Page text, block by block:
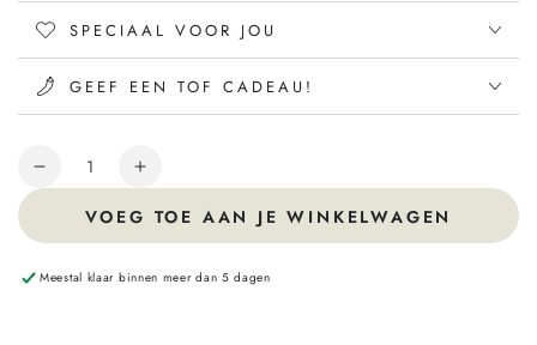
SPECIAAL VOOR JOU
GEEF EEN TOF CADEAU!
Hoeveelheid
VOEG TOE AAN JE WINKELWAGEN
Meestal klaar binnen meer dan 5 dagen